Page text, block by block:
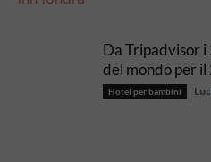
Da Tripadvisor
del mondo per il
Hotel per bambini